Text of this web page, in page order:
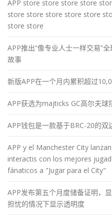
APP store store store store
store store store store store
store store
APP推出“像专业人士一样交易”
故事
新版APP在一个月内累积超过
APP获选为majticks GC高尔夫球
APP钱包是一款基于BRC-20的双
APP y el Manchester City
interactis con los mejores
fánaticos a "Jugar para el City"
APP发布第五个月度储备证明，
担忧的情况下显示透明度